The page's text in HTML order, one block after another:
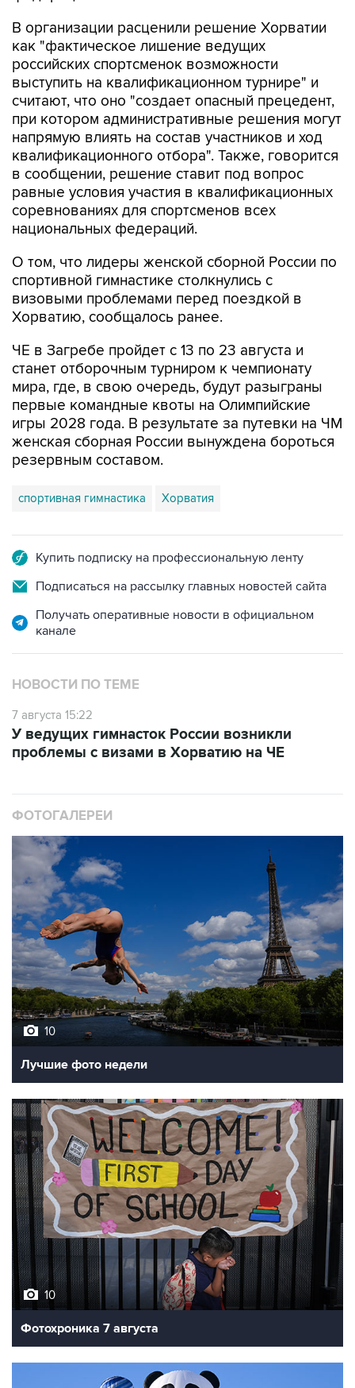
В организации расценили решение Хорватии
как "фактическое лишение ведущих
российских спортсменок возможности
выступить на квалификационном турнире" и
считают, что оно "создает опасный прецедент,
при котором административные решения могут
напрямую влиять на состав участников и ход
квалификационного отбора". Также, говорится
в сообщении, решение ставит под вопрос
равные условия участия в квалификационных
соревнованиях для спортсменов всех
национальных федераций.
О том, что лидеры женской сборной России по
спортивной гимнастике столкнулись с
визовыми проблемами перед поездкой в
Хорватию, сообщалось ранее.
ЧЕ в Загребе пройдет с 13 по 23 августа и
станет отборочным турниром к чемпионату
мира, где, в свою очередь, будут разыграны
первые командные квоты на Олимпийские
игры 2028 года. В результате за путевки на ЧМ
женская сборная России вынуждена бороться
резервным составом.
спортивная гимнастика Хорватия
Купить подписку на профессиональную ленту
Подписаться на рассылку главных новостей сайта
Получать оперативные новости в официальном
канале
НОВОСТИ ПО ТЕМЕ
7 августа 15:22
У ведущих гимнасток России возникли
проблемы с визами в Хорватию на ЧЕ
ФОТОГАЛЕРЕИ
10
Лучшие фото недели
10
Фотохроника 7 августа